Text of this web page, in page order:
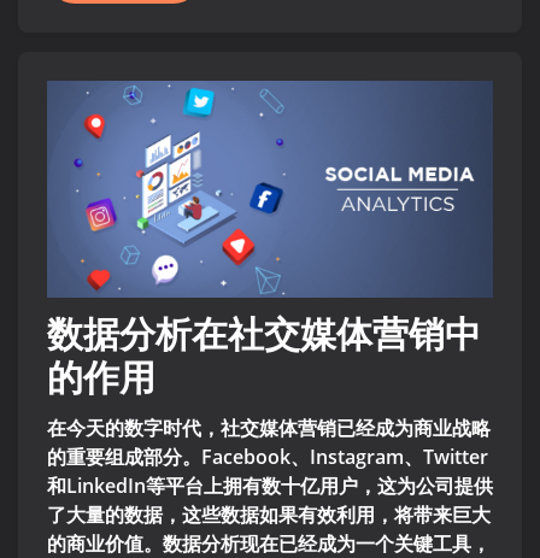
数据分析在社交媒体营销中
的作用
在今天的数字时代，社交媒体营销已经成为商业战略
的重要组成部分。Facebook、Instagram、Twitter
和LinkedIn等平台上拥有数十亿用户，这为公司提供
了大量的数据，这些数据如果有效利用，将带来巨大
的商业价值。数据分析现在已经成为一个关键工具，